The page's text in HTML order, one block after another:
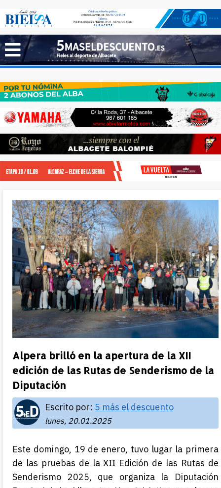
Alpera brilló en la apertura de la XII
edición de las Rutas de Senderismo de la
Diputación
Escrito por: 5 más el descuento
lunes, 20.01.2025
Este domingo, 19 de enero, tuvo lugar la primera
de las pruebas de la XII Edición de las Rutas de
Senderismo 2025, que organiza la Diputación